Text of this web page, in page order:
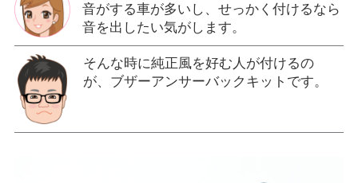
音がする車が多いし、せっかく付けるなら
音を出したい気がします。
そんな時に純正風を好む人が付けるの
が、ブザーアンサーバックキットです。